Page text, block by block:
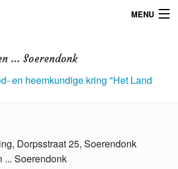
MENU
... Soerendonk
en heemkundige kring "Het Land
Dorpsstraat 25, Soerendonk
... Soerendonk